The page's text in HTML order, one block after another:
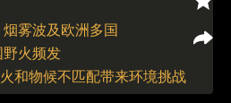
括布宜诺斯艾利斯、科尔多瓦在内的16个
级别的红色预警（Alerta Roja）。目前多
场，官方已悬赏缉拿。然而由于米莱政府因
管理服务预算高达71%，灭火物资与人员
园内的千年古树及多个城镇的安全。图：
雾波及欧洲多国
野火频发
和物候不匹配带来环境挑战